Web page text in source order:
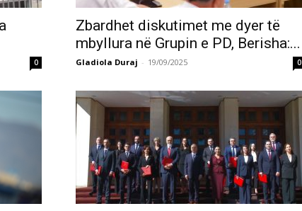
0
Zbardhet diskutimet me dyer të
mbyllura në Grupin e PD, Berisha:...
Gladiola Duraj - 19/09/2025 0